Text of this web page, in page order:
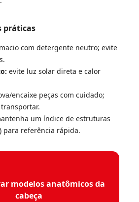
práticas
com detergente neutro; evite
evite luz solar direta e calor
encaixe peças com cuidado;
um índice de estruturas
para referência rápida.
modelos anatômicos da
cabeça